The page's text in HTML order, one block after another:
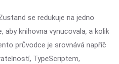
se redukuje na jedno
knihovna vynucovala, a kolik
průvodce je srovnává napříč
TypeScriptem,